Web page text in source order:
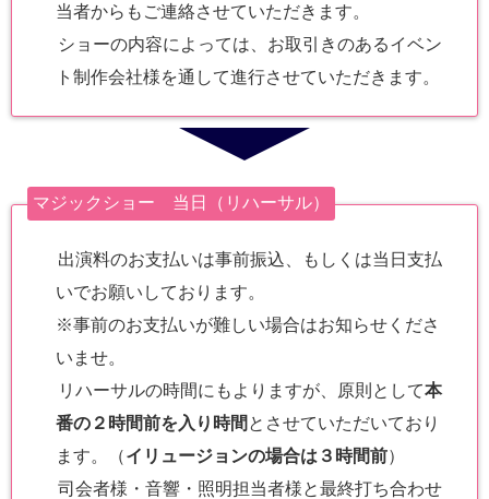
当者からもご連絡させていただきます。
ショーの内容によっては、お取引きのあるイベン
ト制作会社様を通して進行させていただきます。
マジックショー 当日（リハーサル）
出演料のお支払いは事前振込、もしくは当日支払
いでお願いしております。
※事前のお支払いが難しい場合はお知らせくださ
いませ。
リハーサルの時間にもよりますが、原則として本
番の２時間前を入り時間 とさせていただいており
ます。（イリュージョンの場合は３時間前）
司会者様・音響・照明担当者様と最終打ち合わせ